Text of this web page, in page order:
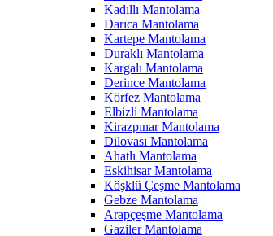
Kadıllı Mantolama
Darıca Mantolama
Kartepe Mantolama
Duraklı Mantolama
Kargalı Mantolama
Derince Mantolama
Körfez Mantolama
Elbizli Mantolama
Kirazpınar Mantolama
Dilovası Mantolama
Ahatlı Mantolama
Eskihisar Mantolama
Köşklü Çeşme Mantolama
Gebze Mantolama
Arapçeşme Mantolama
Gaziler Mantolama